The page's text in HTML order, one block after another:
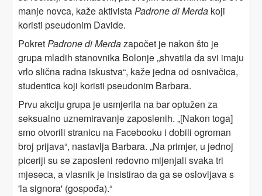
manje novca, kaže aktivistaPadrone di Merda koji
koristi pseudonim Davide.
PokretPadrone di Merdazapočet je nakon što je
grupa mladih stanovnika Bolonje „shvatila da svi imaju
vrlo slična radna iskustva“, kaže jedna od osnivačica,
studentica koji koristi pseudonim Barbara.
Prvu akciju grupa je usmjerila na bar optužen za
seksualno uznemiravanje zaposlenih. „[Nakon toga]
smo otvorili stranicu na Facebooku i dobili ogroman
broj prijava“, nastavlja Barbara. „Na primjer, u jednoj
piceriji su se zaposleni redovno mijenjali svaka tri
mjeseca, a vlasnik je insistirao da ga se oslovljava s
'la signora' (gospođa).“